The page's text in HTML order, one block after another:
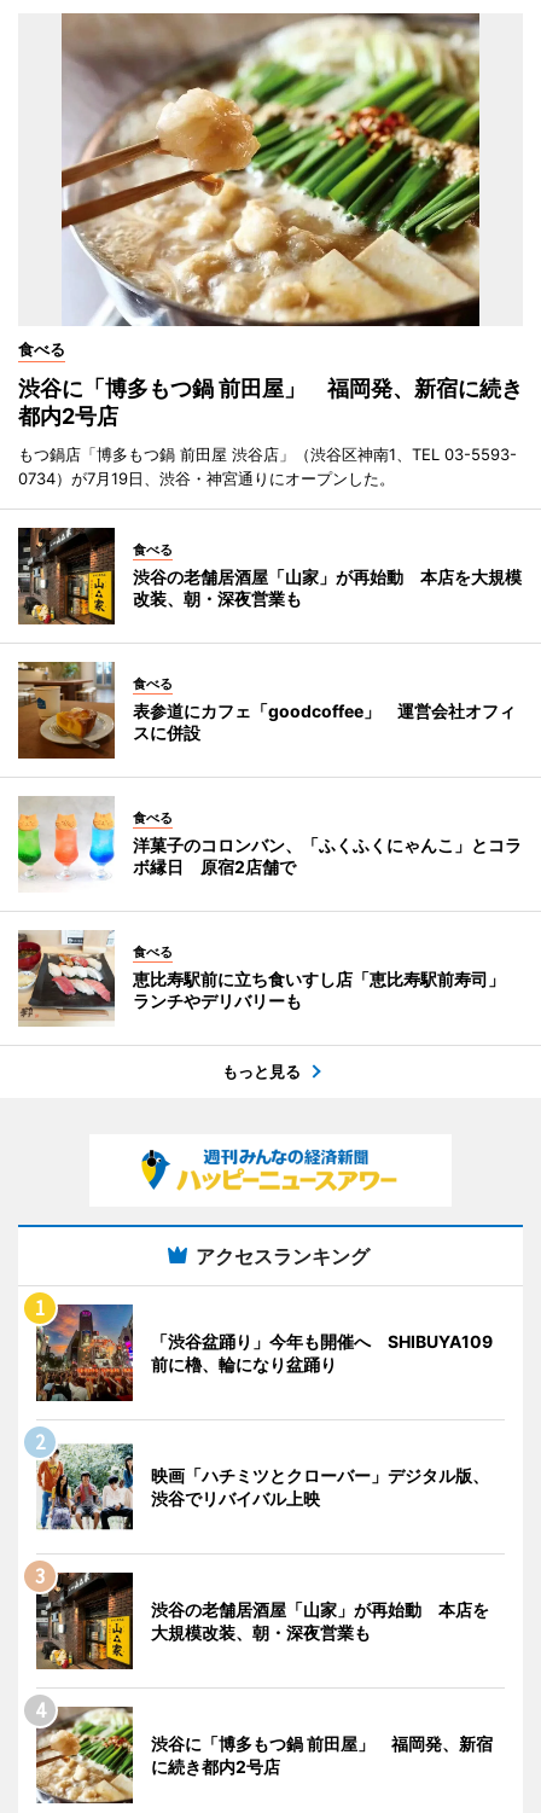
食べる
渋谷に「博多もつ鍋 前田屋」 福岡発、新宿に続き
都内2号店
もつ鍋店「博多もつ鍋 前田屋 渋谷店」（渋谷区神南1、TEL 03-5593-
0734）が7月19日、渋谷・神宮通りにオープンした。
食べる
渋谷の老舗居酒屋「山家」が再始動 本店を大規模
改装、朝・深夜営業も
食べる
表参道にカフェ「goodcoffee」 運営会社オフィ
スに併設
食べる
洋菓子のコロンバン、「ふくふくにゃんこ」とコラ
ボ縁日 原宿2店舗で
食べる
恵比寿駅前に立ち食いすし店「恵比寿駅前寿司」
ランチやデリバリーも
もっと見る
アクセスランキング
「渋谷盆踊り」今年も開催へ SHIBUYA109
前に櫓、輪になり盆踊り
映画「ハチミツとクローバー」デジタル版、
渋谷でリバイバル上映
渋谷の老舗居酒屋「山家」が再始動 本店を
大規模改装、朝・深夜営業も
渋谷に「博多もつ鍋 前田屋」 福岡発、新宿
に続き都内2号店